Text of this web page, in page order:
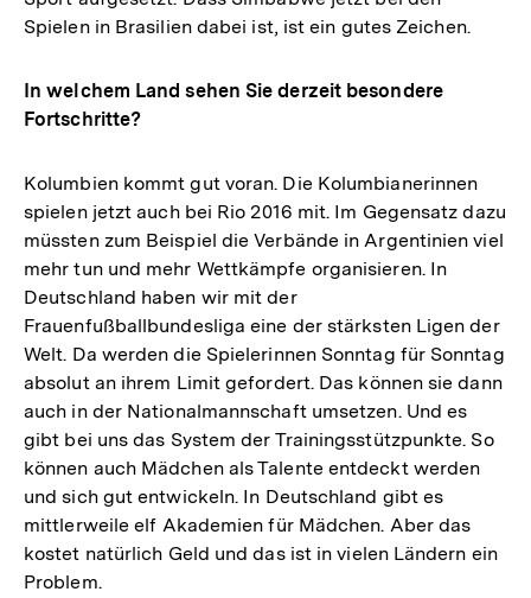
Spielen in Brasilien dabei ist, ist ein gutes Zeichen.
In welchem Land sehen Sie derzeit besondere
Fortschritte?
Kolumbien kommt gut voran. Die Kolumbianerinnen
spielen jetzt auch bei Rio 2016 mit. Im Gegensatz dazu
müssten zum Beispiel die Verbände in Argentinien viel
mehr tun und mehr Wettkämpfe organisieren. In
Deutschland haben wir mit der
Frauenfußballbundesliga eine der stärksten Ligen der
Welt. Da werden die Spielerinnen Sonntag für Sonntag
absolut an ihrem Limit gefordert. Das können sie dann
auch in der Nationalmannschaft umsetzen. Und es
gibt bei uns das System der Trainingsstützpunkte. So
können auch Mädchen als Talente entdeckt werden
und sich gut entwickeln. In Deutschland gibt es
mittlerweile elf Akademien für Mädchen. Aber das
kostet natürlich Geld und das ist in vielen Ländern ein
Problem.